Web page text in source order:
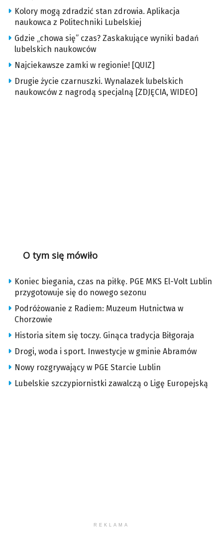
Kolory mogą zdradzić stan zdrowia. Aplikacja
naukowca z Politechniki Lubelskiej
Gdzie „chowa się” czas? Zaskakujące wyniki badań
lubelskich naukowców
Najciekawsze zamki w regionie! [QUIZ]
Drugie życie czarnuszki. Wynalazek lubelskich
naukowców z nagrodą specjalną [ZDJĘCIA, WIDEO]
O tym się mówiło
Koniec biegania, czas na piłkę. PGE MKS El-Volt Lublin
przygotowuje się do nowego sezonu
Podróżowanie z Radiem: Muzeum Hutnictwa w
Chorzowie
Historia sitem się toczy. Ginąca tradycja Biłgoraja
Drogi, woda i sport. Inwestycje w gminie Abramów
Nowy rozgrywający w PGE Starcie Lublin
Lubelskie szczypiornistki zawalczą o Ligę Europejską
REKLAMA